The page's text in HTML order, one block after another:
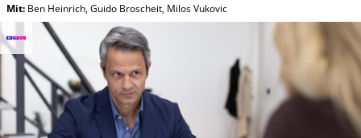
Mit: Ben Heinrich,Guido Broscheit, Milos Vukovic